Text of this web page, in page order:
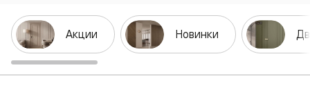
Акции Новинки